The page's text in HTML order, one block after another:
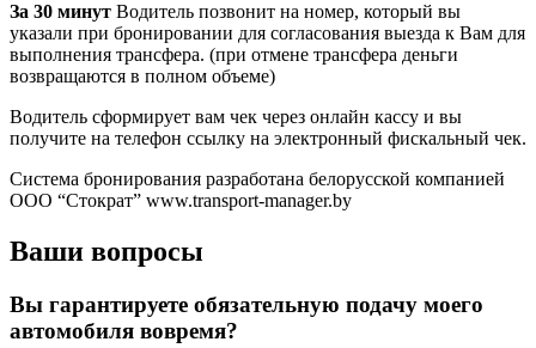
За 30 минут Водитель позвонит на номер, который вы
указали при бронировании для согласования выезда к Вам для
выполнения трансфера. (при отмене трансфера деньги
возвращаются в полном объеме)
Водитель сформирует вам чек через онлайн кассу и вы
получите на телефон ссылку на электронный фискальный чек.
Система бронирования разработана белорусской компанией
ООО “Стократ” www.transport-manager.by
Ваши вопросы
Вы гарантируете обязательную подачу моего
автомобиля вовремя?